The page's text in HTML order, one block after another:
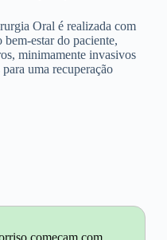
Oral é realizada com
estar do paciente,
minimamente invasivos
uma recuperação
começam com